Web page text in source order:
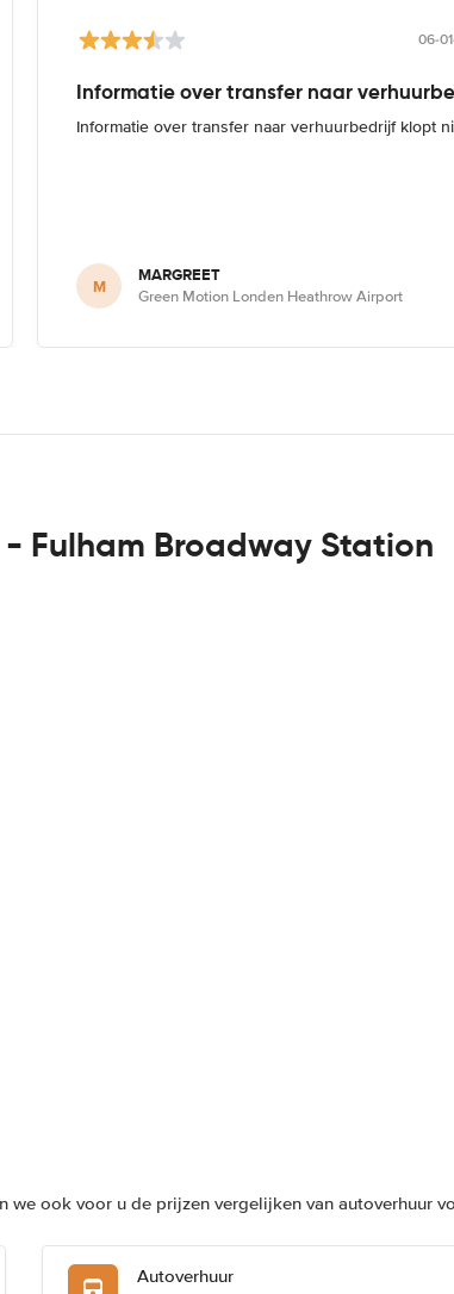
06-
Informatie over transfer naar verhuurbedrijf klopt
M MARGREET
Green Motion Londen Heathrow Airport
Fulham Broadway Station
we ook voor u de prijzen vergelijken van autoverhuur
Autoverhuur